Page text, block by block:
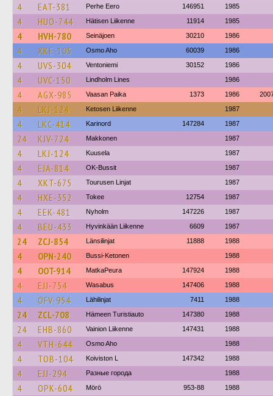
4 EAT-381 Perhe Eero 146951 1985
4 HUO-744 Hätisen Liikenne 11914 1985
4 HVH-780 Seinäjoen 30210 1986
4 XKE-105 Osmo Aho 60039 1986
4 UVS-304 Ventoniemi 30152 1986
4 UVC-150 Lindholm Lines 1986
4 AGX-985 Vaasan Paika 1373 1986
4 LKJ-124 Ketosen Liikenne 1987
4 LKC-414 Karinord 147284 1987
24 KJV-724 Makkonen 1987
4 LKJ-124 Kuusela 1987
4 EJA-814 OK-Bussit 1987
4 XKT-675 Tourusen Linjat 1987
4 HXE-352 Tokee 12754 1987
4 EEK-481 Nyholm 147226 1987
4 BEU-433 Hyvinkään Liikenne 6609 1987
24 ZCJ-854 Länsilinjat 11888 1988
4 OPN-240 Bussi-Ketonen 1988
4 OOT-914 MatkaPeura 147924 1988
4 EJJ-754 Wasabus 147406 1988
4 OFV-954 Lähilinjat 7411 1988
24 ZCL-708 Hämeen Turistiauto 147380 1988
24 EHB-860 Vainion Liikenne 147431 1988
4 VTH-644 Osmo Aho 1988
4 TOB-104 Koiviston L 147342 1988
4 EJJ-294 Разные города 1988
4 OPK-604 Mörö 953-88 1988